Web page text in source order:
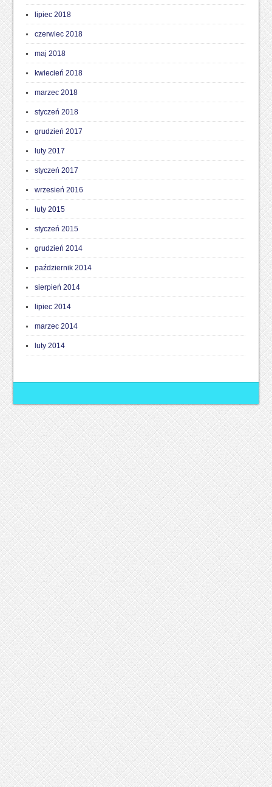
lipiec 2018
czerwiec 2018
maj 2018
kwiecień 2018
marzec 2018
styczeń 2018
grudzień 2017
luty 2017
styczeń 2017
wrzesień 2016
luty 2015
styczeń 2015
grudzień 2014
październik 2014
sierpień 2014
lipiec 2014
marzec 2014
luty 2014